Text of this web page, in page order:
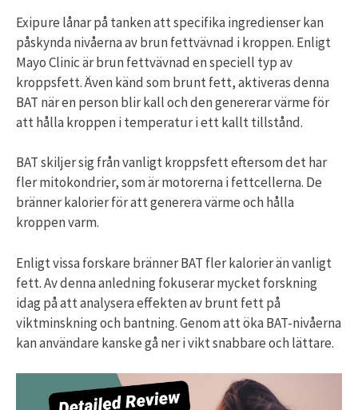
Exipure lånar på tanken att specifika ingredienser kan
påskynda nivåerna av brun fettvävnad i kroppen. Enligt
Mayo Clinic är brun fettvävnad en speciell typ av
kroppsfett. Även känd som brunt fett, aktiveras denna
BAT när en person blir kall och den genererar värme för
att hålla kroppen i temperatur i ett kallt tillstånd.
BAT skiljer sig från vanligt kroppsfett eftersom det har
fler mitokondrier, som är motorerna i fettcellerna. De
bränner kalorier för att generera värme och hålla
kroppen varm.
Enligt vissa forskare bränner BAT fler kalorier än vanligt
fett. Av denna anledning fokuserar mycket forskning
idag på att analysera effekten av brunt fett på
viktminskning och bantning. Genom att öka BAT-nivåerna
kan användare kanske gå ner i vikt snabbare och lättare.